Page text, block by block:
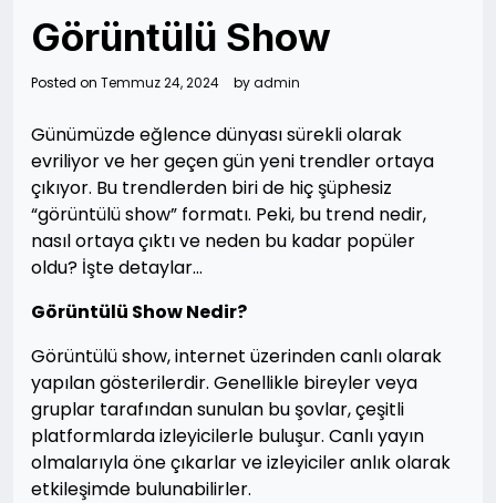
Görüntülü Show
Posted on Temmuz 24, 2024 byadmin
Günümüzde eğlence dünyası sürekli olarak
evriliyor ve her geçen gün yeni trendler ortaya
çıkıyor. Bu trendlerden biri de hiç şüphesiz
“görüntülü show” formatı. Peki, bu trend nedir,
nasıl ortaya çıktı ve neden bu kadar popüler
oldu? İşte detaylar…
Görüntülü Show Nedir?
Görüntülü show, internet üzerinden canlı olarak
yapılan gösterilerdir. Genellikle bireyler veya
gruplar tarafından sunulan bu şovlar, çeşitli
platformlarda izleyicilerle buluşur. Canlı yayın
olmalarıyla öne çıkarlar ve izleyiciler anlık olarak
etkileşimde bulunabilirler.